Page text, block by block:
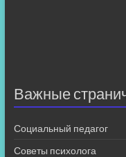
Важные
Социальный педагог
Советы психолога